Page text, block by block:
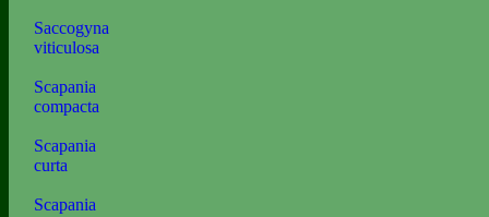
Saccogyna
viticulosa
Scapania
compacta
Scapania
curta
Scapania